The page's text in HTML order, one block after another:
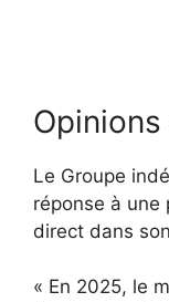
Opinions
Le Groupe
réponse à une
direct dans
« En 2025, le